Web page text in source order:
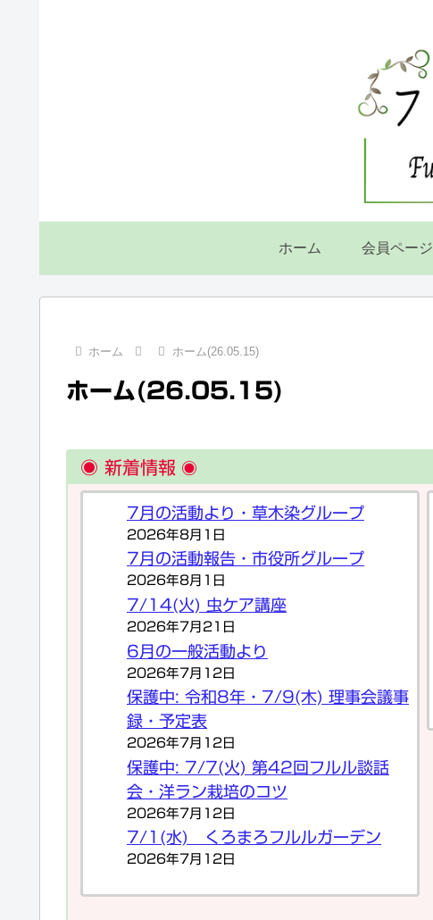
ホーム 会員ページ
ホーム ホーム(26.05.15)
ホーム(26.05.15)
◉ 新着情報 ◉
7月の活動より・草木染グループ
2026年8月1日
7月の活動報告・市役所グループ
2026年8月1日
7/14(火) 虫ケア講座
2026年7月21日
6月の一般活動より
2026年7月12日
保護中: 令和8年・7/9(木) 理事会議事
録・予定表
2026年7月12日
保護中: 7/7(火) 第42回フルル談話
会・洋ラン栽培のコツ
2026年7月12日
7/1(水) くろまろフルルガーデン
2026年7月12日